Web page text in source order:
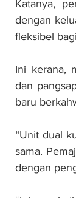
Katanya,
dengan
fleksibel
Ini kerana,
dan
baru
“Unit dual
sama.
dengan